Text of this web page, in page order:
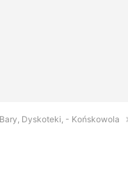
Dyskoteki, - Końskowola